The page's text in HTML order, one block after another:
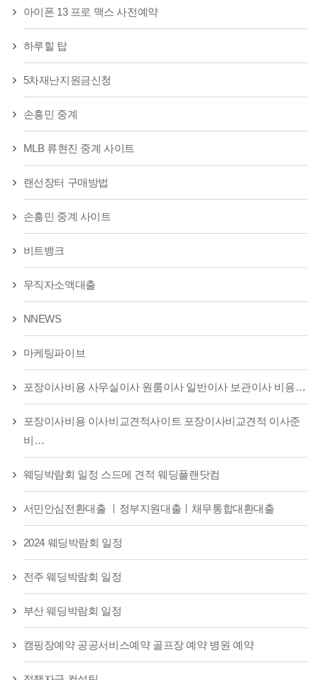
아이폰 13 프로 맥스 사전예약
하루힐 탑
5차재난지원금신청
손흥민 중계
MLB 류현진 중계 사이트
랜선장터 구매방법
손흥민 중계 사이트
비트뱅크
무직자소액대출
NNEWS
마케팅파이브
포장이사비용 사무실이사 원룸이사 일반이사 보관이사 비용…
포장이사비용 이사비교견적사이트 포장이사비교견적 이사준
비…
웨딩박람회 일정 스드메 견적 웨딩플랜닷컴
서민안심전환대출 ㅣ정부지원대출ㅣ채무통합대환대출
2024 웨딩박람회 일정
전주 웨딩박람회 일정
부산 웨딩박람회 일정
캠핑장예약 공공서비스예약 골프장 예약 병원 예약